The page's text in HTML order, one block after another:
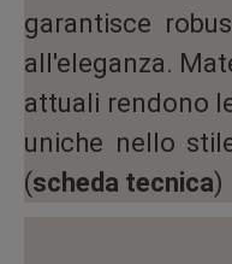
garantisce
all'eleganza.
attuali rendono
uniche nello
(scheda tecnica)